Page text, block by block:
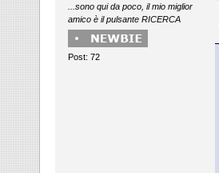
...sono qui da poco, il mio miglior
amico è il pulsante RICERCA
Post: 72